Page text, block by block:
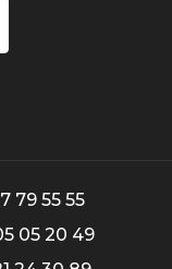
79 55 55
05 20 49